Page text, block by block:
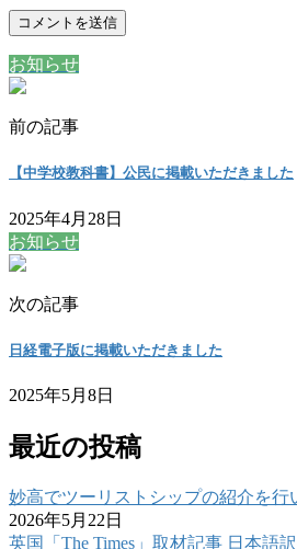
お知らせ
前の記事
【中学校教科書】公民に掲載いただきました
2025年4月28日
お知らせ
次の記事
日経電子版に掲載いただきました
2025年5月8日
最近の投稿
妙高でツーリストシップの紹介を行
2026年5月22日
英国「The Times」取材記事 日本語